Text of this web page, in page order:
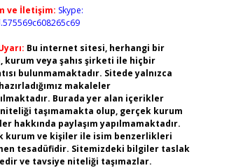
ve İletişim: Skype:
Bu internet sitesi, herhangi bir
kurum veya şahıs şirketi ile hiçbir
bulunmamaktadır. Sitede yalnızca
makaleler
Burada yer alan içerikler
taşımamakta olup, gerçek kurum
hakkında paylaşım yapılmamaktadır.
kurum ve kişiler ile isim benzerlikleri
tesadüfidir. Sitemizdeki bilgiler taslak
ve tavsiye niteliği taşımazlar.